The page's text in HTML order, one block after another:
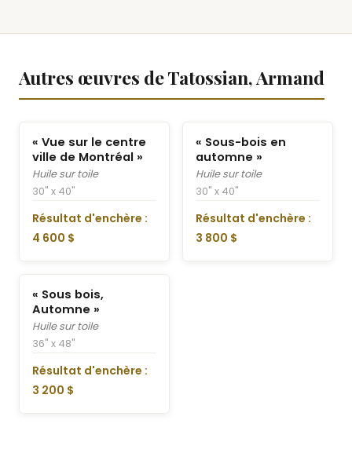
Autres œuvres de Tatossian, Armand
« Vue sur le centre
ville de Montréal »
Huile sur toile
30" x 40"
Résultat d'enchère :
4 600 $
« Sous-bois en
automne »
Huile sur toile
30" x 40"
Résultat d'enchère :
3 800 $
« Sous bois,
Automne »
Huile sur toile
36" x 48"
Résultat d'enchère :
3 200 $